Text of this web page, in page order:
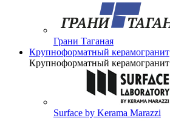
Грани Таганая
Крупноформатный керамогранит
Крупноформатный керамогранит
Surface by Kerama Marazzi